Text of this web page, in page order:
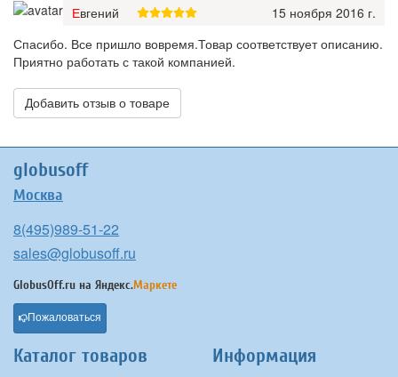
Евгений
15 ноября 2016 г.
Спасибо. Все пришло вовремя.Товар соответствует описанию.
Приятно работать с такой компанией.
Добавить отзыв о товаре
globusoff
Москва
8(495)989-51-22
sales@globusoff.ru
GlobusOff.ru на Яндекс.Маркете
Пожаловаться
Каталог товаров Информация